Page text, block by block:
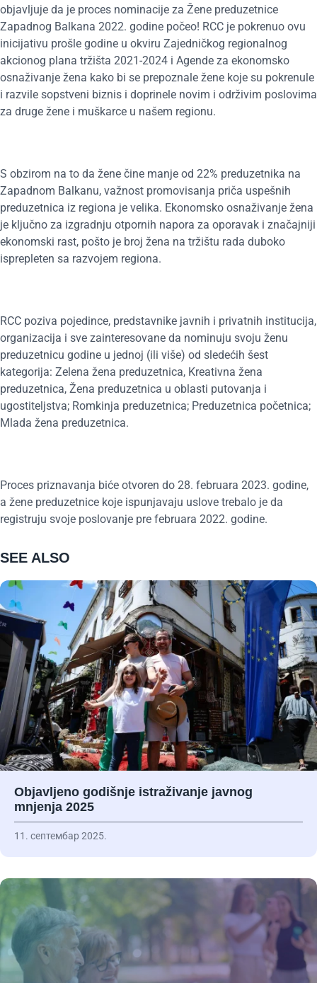
objavljuje da je proces nominacije za Žene preduzetnice
Zapadnog Balkana 2022. godine počeo! RCC je pokrenuo ovu
inicijativu prošle godine u okviru Zajedničkog regionalnog
akcionog plana tržišta 2021-2024 i Agende za ekonomsko
osnaživanje žena kako bi se prepoznale žene koje su pokrenule
i razvile sopstveni biznis i doprinele novim i održivim poslovima
za druge žene i muškarce u našem regionu.
S obzirom na to da žene čine manje od 22% preduzetnika na
Zapadnom Balkanu, važnost promovisanja priča uspešnih
preduzetnica iz regiona je velika. Ekonomsko osnaživanje žena
je ključno za izgradnju otpornih napora za oporavak i značajniji
ekonomski rast, pošto je broj žena na tržištu rada duboko
isprepleten sa razvojem regiona.
RCC poziva pojedince, predstavnike javnih i privatnih institucija,
organizacija i sve zainteresovane da nominuju svoju ženu
preduzetnicu godine u jednoj (ili više) od sledećih šest
kategorija: Zelena žena preduzetnica, Kreativna žena
preduzetnica, Žena preduzetnica u oblasti putovanja i
ugostiteljstva; Romkinja preduzetnica; Preduzetnica početnica;
Mlada žena preduzetnica.
Proces priznavanja biće otvoren do 28. februara 2023. godine,
a žene preduzetnice koje ispunjavaju uslove trebalo je da
registruju svoje poslovanje pre februara 2022. godine.
SEE ALSO
Objavljeno godišnje istraživanje javnog
mnjenja 2025
11. септембар 2025.